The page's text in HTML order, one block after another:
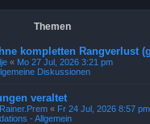
Themen
kompletten Rangverlust
lje « Mo 27 Jul, 2026 3:21 pm
Diskussionen
veraltet
Rainer.Prem « Fr 24 Jul, 2026 8:57 pm
- Allgemein